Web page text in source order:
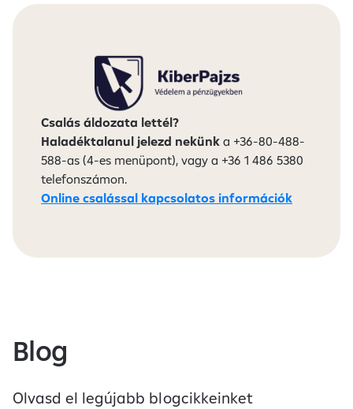
Csalás áldozata lettél?
Haladéktalanul jelezd nekünk a +36-80-488-
588-as (4-es menüpont), vagy a +36 1 486 5380
telefonszámon.
Online csalással kapcsolatos információk
Blog
Olvasd el legújabb blogcikkeinket